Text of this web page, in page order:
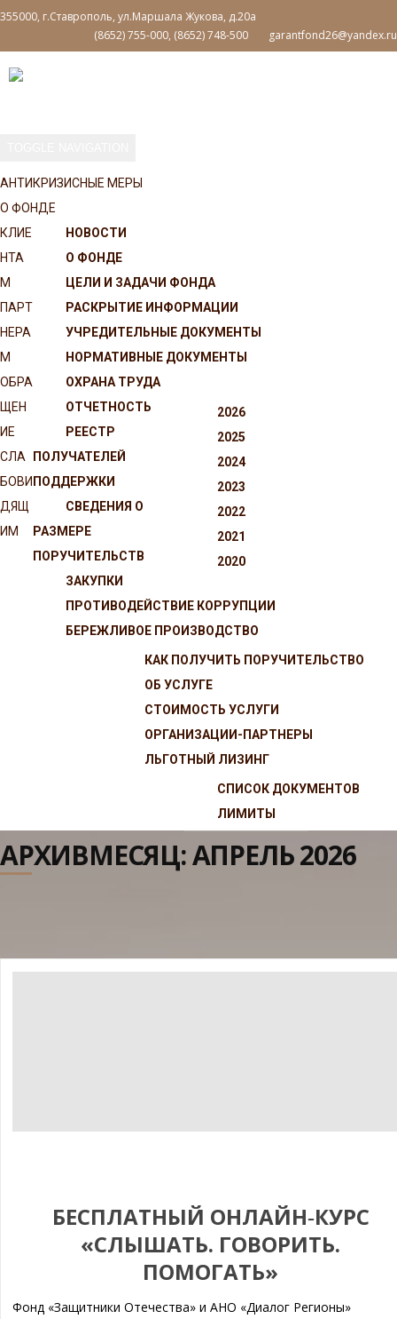
355000, г.Ставрополь, ул.Маршала Жукова, д.20а
(8652) 755-000, (8652) 748-500
garantfond26@yandex.ru
АНТИКРИЗИСНЫЕ МЕРЫ
О ФОНДЕ
НОВОСТИ
О ФОНДЕ
ЦЕЛИ И ЗАДАЧИ ФОНДА
РАСКРЫТИЕ ИНФОРМАЦИИ
УЧРЕДИТЕЛЬНЫЕ ДОКУМЕНТЫ
НОРМАТИВНЫЕ ДОКУМЕНТЫ
ОХРАНА ТРУДА
ОТЧЕТНОСТЬ
2026
2025
2024
2023
2022
2021
2020
РЕЕСТР
ПОЛУЧАТЕЛЕЙ
ПОДДЕРЖКИ
СВЕДЕНИЯ О
РАЗМЕРЕ
ПОРУЧИТЕЛЬСТВ
ЗАКУПКИ
ПРОТИВОДЕЙСТВИЕ КОРРУПЦИИ
БЕРЕЖЛИВОЕ ПРОИЗВОДСТВО
КЛИЕ
НТА
М
КАК ПОЛУЧИТЬ ПОРУЧИТЕЛЬСТВО
ОБ УСЛУГЕ
СТОИМОСТЬ УСЛУГИ
ОРГАНИЗАЦИИ-ПАРТНЕРЫ
ЛЬГОТНЫЙ ЛИЗИНГ
ПАРТ
НЕРА
М
СПИСОК ДОКУМЕНТОВ
ЛИМИТЫ
ОБРА
ЩЕН
ИЕ
СЛА
БОВИ
ДЯЩ
ИМ
АРХИВМЕСЯЦ:АПРЕЛЬ 2026
БЕСПЛАТНЫЙ ОНЛАЙН‑КУРС
«СЛЫШАТЬ. ГОВОРИТЬ.
ПОМОГАТЬ»
Фонд «Защитники Отечества» и АНО «Диалог Регионы»